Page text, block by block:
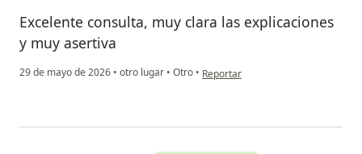
Excelente consulta, muy clara las explicaciones
y muy asertiva
29 de mayo de 2026 • otro lugar • Otro • en opinión del usuario Sandra Vélez
Reportar